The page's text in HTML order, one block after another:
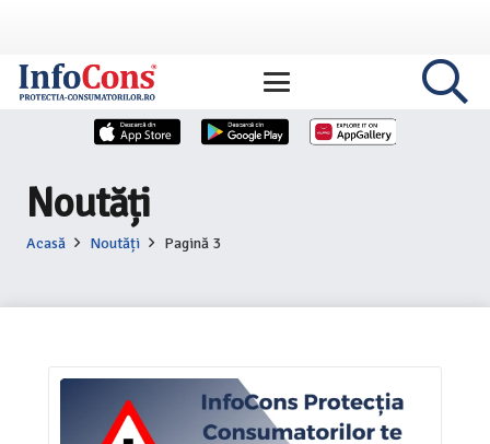
Noutăți
Acasă Noutăți Pagină 3